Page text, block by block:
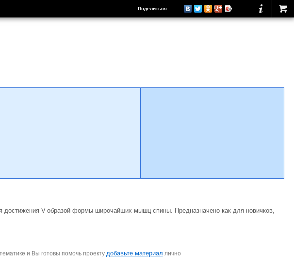
Поделиться
достижения V-образой формы широчайших мышц спины. Предназначено как для новичков,
и Вы готовы помочь проекту добавьте материал лично